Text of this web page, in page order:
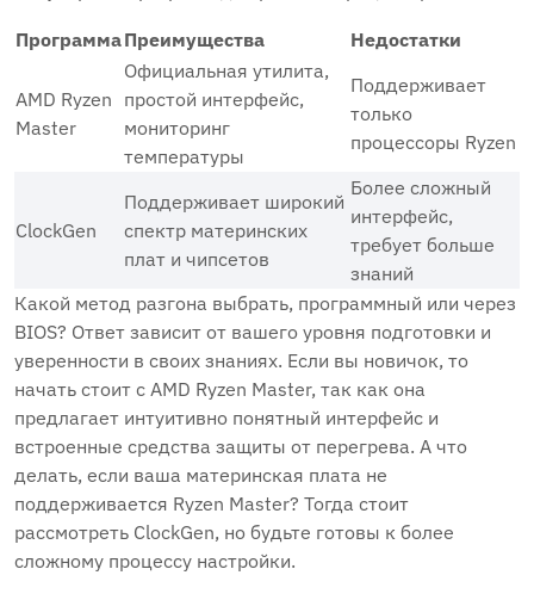
ПрограммаПреимущества Недостатки
AMD Ryzen
Master
Официальная утилита,
простой интерфейс,
мониторинг
температуры
Поддерживает
только
процессоры Ryzen
ClockGen
Поддерживает широкий
спектр материнских
плат и чипсетов
Более сложный
интерфейс,
требует больше
знаний
Какой метод разгона выбрать, программный или через
BIOS? Ответ зависит от вашего уровня подготовки и
уверенности в своих знаниях. Если вы новичок, то
начать стоит с AMD Ryzen Master, так как она
предлагает интуитивно понятный интерфейс и
встроенные средства защиты от перегрева. А что
делать, если ваша материнская плата не
поддерживается Ryzen Master? Тогда стоит
рассмотреть ClockGen, но будьте готовы к более
сложному процессу настройки.